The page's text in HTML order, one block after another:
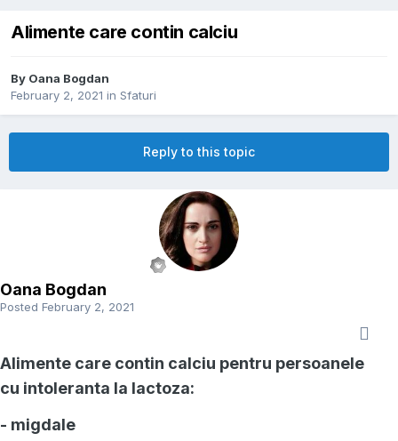
Alimente care contin calciu
By Oana Bogdan
February 2, 2021 in Sfaturi
Reply to this topic
Oana Bogdan
Posted February 2, 2021
Alimente care contin calciu pentru persoanele
cu intoleranta la lactoza:
- migdale